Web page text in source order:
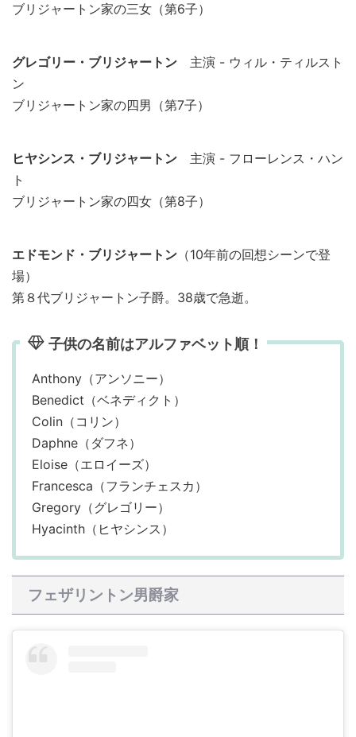
ブリジャートン家の三女（第6子）
グレゴリー・ブリジャートン 主演 - ウィル・ティルスト
ン
ブリジャートン家の四男（第7子）
ヒヤシンス・ブリジャートン 主演 - フローレンス・ハン
ト
ブリジャートン家の四女（第8子）
エドモンド・ブリジャートン （10年前の回想シーンで登
場）
第８代ブリジャートン子爵。38歳で急逝。
子供の名前はアルファベット順！
Anthony（アンソニー）
Benedict（ベネディクト）
Colin（コリン）
Daphne（ダフネ）
Eloise（エロイーズ）
Francesca（フランチェスカ）
Gregory（グレゴリー）
Hyacinth（ヒヤシンス）
フェザリントン男爵家